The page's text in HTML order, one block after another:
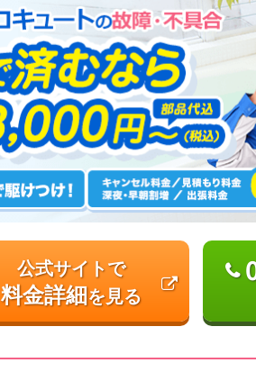
公式サイトで
料金詳細を見る